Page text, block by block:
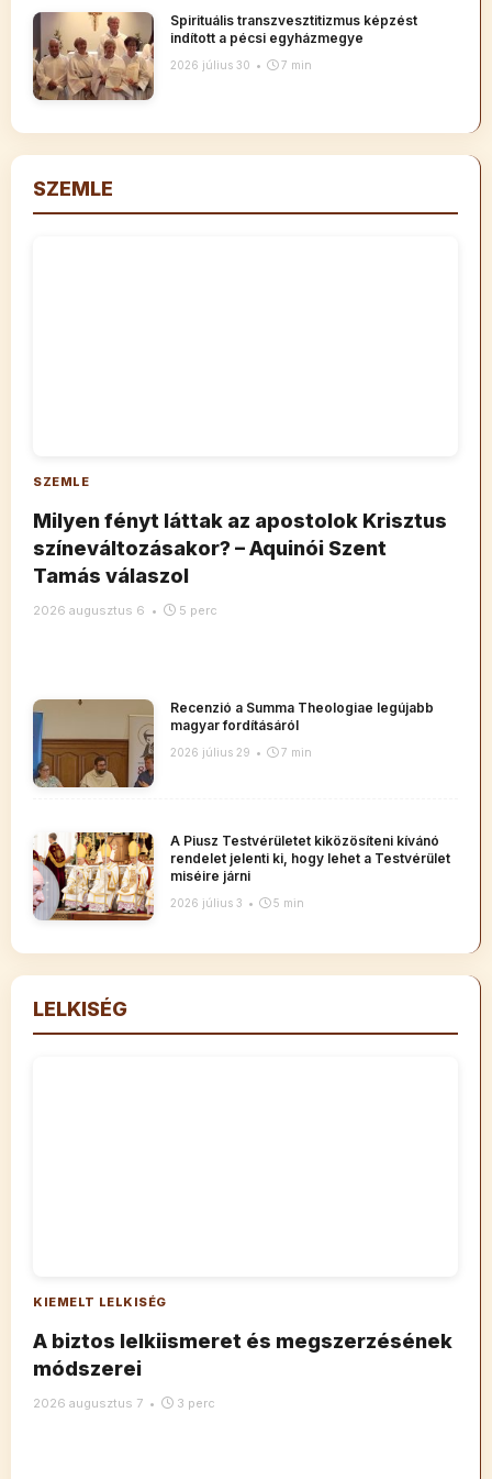
Spirituális transzvesztitizmus képzést
indított a pécsi egyházmegye
2026 július 30 • 7 min
SZEMLE
SZEMLE
Milyen fényt láttak az apostolok Krisztus
színeváltozásakor? – Aquinói Szent
Tamás válaszol
2026 augusztus 6 • 5 perc
Recenzió a Summa Theologiae legújabb
magyar fordításáról
2026 július 29 • 7 min
A Piusz Testvérületet kiközösíteni kívánó
rendelet jelenti ki, hogy lehet a Testvérület
miséire járni
2026 július 3 • 5 min
LELKISÉG
KIEMELT LELKISÉG
A biztos lelkiismeret és megszerzésének
módszerei
2026 augusztus 7 • 3 perc